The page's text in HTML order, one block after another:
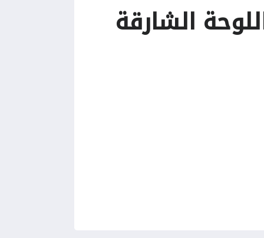
الشارقة